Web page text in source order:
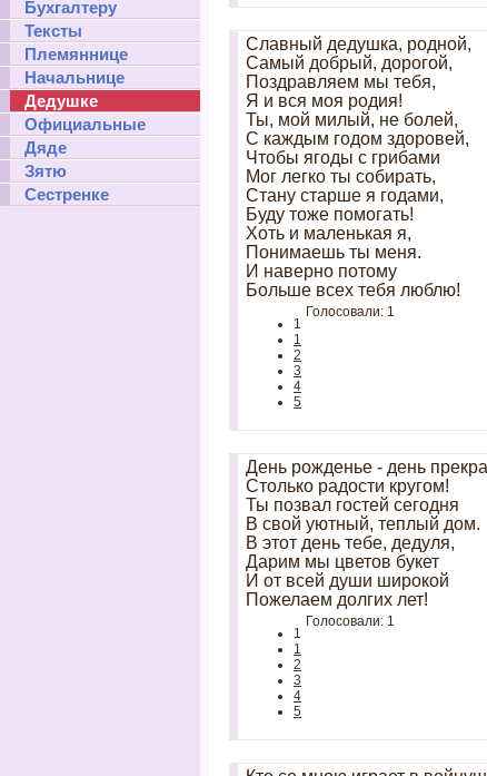
Бухгалтеру
Тексты
Племяннице
Начальнице
Дедушке
Официальные
Дяде
Зятю
Сестренке
Славный дедушка, родной,
Самый добрый, дорогой,
Поздравляем мы тебя,
Я и вся моя родия!
Ты, мой милый, не болей,
С каждым годом здоровей,
Чтобы ягоды с грибами
Мог легко ты собирать,
Стану старше я годами,
Буду тоже помогать!
Хоть и маленькая я,
Понимаешь ты меня.
И наверно потому
Больше всех тебя люблю!
1
1
2
3
4
5
Голосовали: 1
День рожденье - день
Столько радости кругом!
Ты позвал гостей сегодня
В свой уютный, теплый дом.
В этот день тебе, дедуля,
Дарим мы цветов букет
И от всей души широкой
Пожелаем долгих лет!
1
1
2
3
4
5
Голосовали: 1